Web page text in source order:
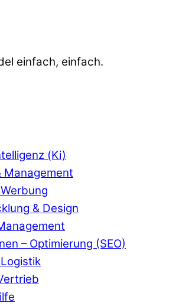
einfach, einfach.
(Ki)
Management
& Design
– Optimierung (SEO)
Logistik